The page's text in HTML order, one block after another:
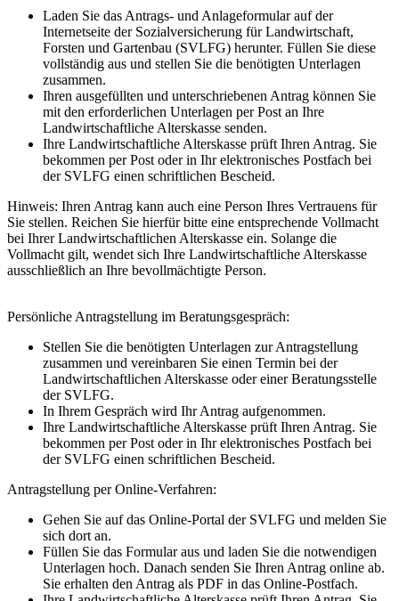
Laden Sie das Antrags- und Anlageformular auf der
Internetseite der Sozialversicherung für Landwirtschaft,
Forsten und Gartenbau (SVLFG) herunter. Füllen Sie diese
vollständig aus und stellen Sie die benötigten Unterlagen
zusammen.
Ihren ausgefüllten und unterschriebenen Antrag können Sie
mit den erforderlichen Unterlagen per Post an Ihre
Landwirtschaftliche Alterskasse senden.
Ihre Landwirtschaftliche Alterskasse prüft Ihren Antrag. Sie
bekommen per Post oder in Ihr elektronisches Postfach bei
der SVLFG einen schriftlichen Bescheid.
Hinweis: Ihren Antrag kann auch eine Person Ihres Vertrauens für
Sie stellen. Reichen Sie hierfür bitte eine entsprechende Vollmacht
bei Ihrer Landwirtschaftlichen Alterskasse ein. Solange die
Vollmacht gilt, wendet sich Ihre Landwirtschaftliche Alterskasse
ausschließlich an Ihre bevollmächtigte Person.
Persönliche Antragstellung im Beratungsgespräch:
Stellen Sie die benötigten Unterlagen zur Antragstellung
zusammen und vereinbaren Sie einen Termin bei der
Landwirtschaftlichen Alterskasse oder einer Beratungsstelle
der SVLFG.
In Ihrem Gespräch wird Ihr Antrag aufgenommen.
Ihre Landwirtschaftliche Alterskasse prüft Ihren Antrag. Sie
bekommen per Post oder in Ihr elektronisches Postfach bei
der SVLFG einen schriftlichen Bescheid.
Antragstellung per Online-Verfahren:
Gehen Sie auf das Online-Portal der SVLFG und melden Sie
sich dort an.
Füllen Sie das Formular aus und laden Sie die notwendigen
Unterlagen hoch. Danach senden Sie Ihren Antrag online ab.
Sie erhalten den Antrag als PDF in das Online-Postfach.